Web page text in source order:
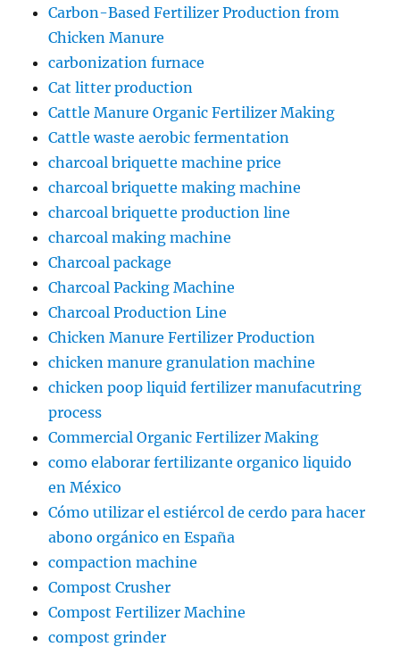
Carbon-Based Fertilizer Production from
Chicken Manure
carbonization furnace
Cat litter production
Cattle Manure Organic Fertilizer Making
Cattle waste aerobic fermentation
charcoal briquette machine price
charcoal briquette making machine
charcoal briquette production line
charcoal making machine
Charcoal package
Charcoal Packing Machine
Charcoal Production Line
Chicken Manure Fertilizer Production
chicken manure granulation machine
chicken poop liquid fertilizer manufacutring
process
Commercial Organic Fertilizer Making
como elaborar fertilizante organico liquido
en México
Cómo utilizar el estiércol de cerdo para hacer
abono orgánico en España
compaction machine
Compost Crusher
Compost Fertilizer Machine
compost grinder